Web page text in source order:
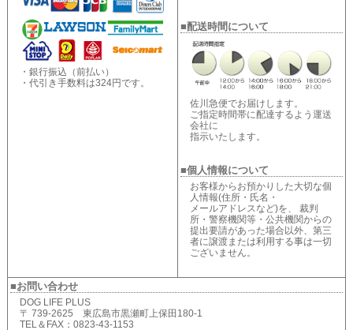
・銀行振込（前払い）
・代引き手数料は324円です。
■配送時間について
佐川急便でお届けします。
ご指定時間帯に配達するよう運送
会社に
指示いたします。
■個人情報について
お客様からお預かりした大切な個
人情報(住所・氏名・
メールアドレスなど)を、 裁判
所・警察機関等・公共機関からの
提出要請があった場合以外、第三
者に譲渡または利用する事は一切
ございません。
■お問い合わせ
DOG LIFE PLUS
〒 739-2625 東広島市黒瀬町上保田180-1
TEL＆FAX：0823-43-1153